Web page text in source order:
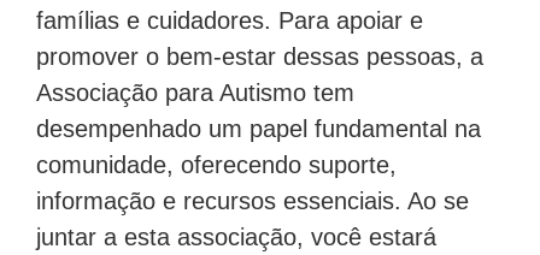
famílias e cuidadores. Para apoiar e
promover o bem-estar dessas pessoas, a
Associação para Autismo tem
desempenhado um papel fundamental na
comunidade, oferecendo suporte,
informação e recursos essenciais. Ao se
juntar a esta associação, você estará